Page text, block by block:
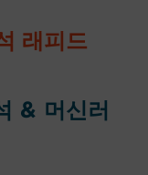
래피드
& 머신러